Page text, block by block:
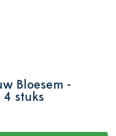
Bloesem -
4 stuks